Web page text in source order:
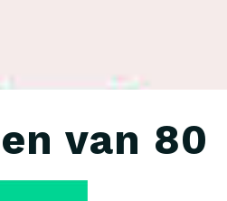
van 80